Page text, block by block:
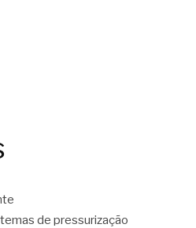
de pressurização